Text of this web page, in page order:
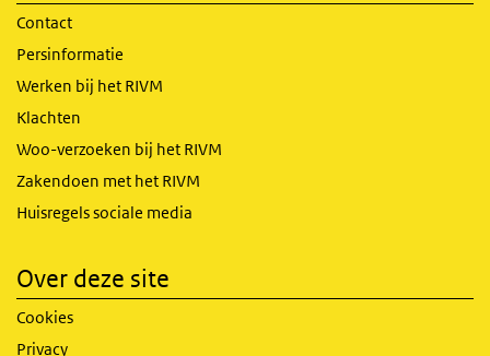
Contact
Persinformatie
Werken bij het RIVM
Klachten
Woo-verzoeken bij het RIVM
Zakendoen met het RIVM
Huisregels sociale media
Over deze site
Cookies
Privacy